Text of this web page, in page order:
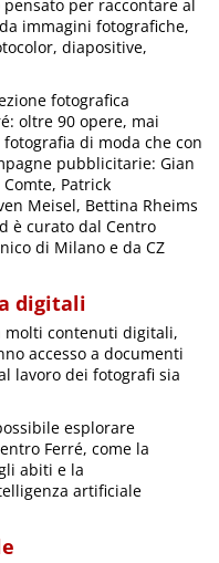
per raccontare al
immagini fotografiche,
diapositive,
fotografica
oltre 90 opere, mai
di moda che con
pubblicitarie: Gian
Patrick
Meisel, Bettina Rheims
è curato dal Centro
di Milano e da CZ
digitali
molti contenuti digitali,
accesso a documenti
lavoro dei fotografi sia
esplorare
Ferré, come la
abiti e la
artificiale